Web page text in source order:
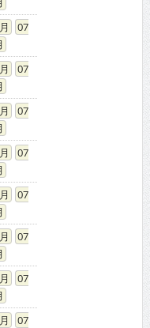
07
07
07
07
07
07
07
07